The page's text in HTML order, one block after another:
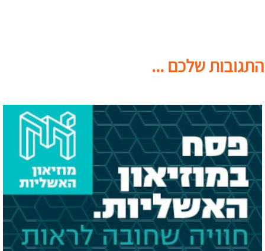
התגובות שלכם ...